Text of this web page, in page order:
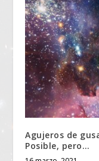
Agujeros de
Posible, pero…